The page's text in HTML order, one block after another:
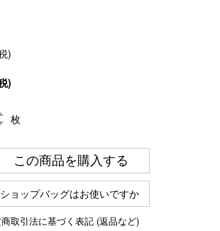
)
)
枚
この商品を購入する
ショップバッグはお使いですか
取引法に基づく表記 (返品など)